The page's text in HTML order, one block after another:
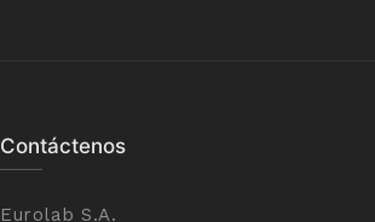
Contáctenos
Eurolab S.A.